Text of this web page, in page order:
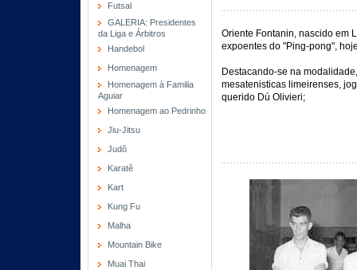
Futsal
GALERIA: Presidentes
da Liga e Árbitros
Handebol
Homenagem
Homenagem à Familia
Aguiar
Homenagem ao Pedrinho
Jiu-Jitsu
Judô
Karatê
Kart
Kung Fu
Malha
Mountain Bike
Muai Thai
Oriente Fontanin, nascido em
expoentes do "Ping-pong",
Destacando-se na
mesatenisticas limeirenses,
querido Dú Olivieri;